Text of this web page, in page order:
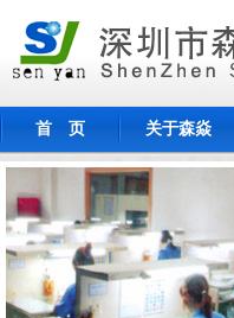
首 页 关于森焱